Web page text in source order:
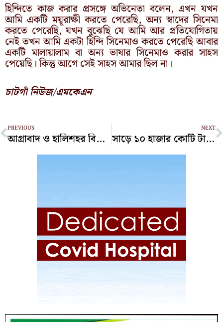
হিন্দিতে কাজ করার প্রসঙ্গে অভিনেতা বলেন, এখন যখন
আমি একটি ময়ূরাক্ষী করতে পেরেছি, অন্য স্বাদের সিনেমা
করতে পেরেছি, যখন বুঝেছি যে আমি আর প্রতিযোগিতায়
নেই তখন আমি একটা হিন্দি সিনেমাও করতে পেরেছি আবার
একটি মালায়ালাম বা অন্য ভাষার সিনেমাও করার সাহস
পেয়েছি। কিন্তু আগে সেই সাহস আমার ছিল না।
চাটগাঁ নিউজ/এমকেএন
Prev
PREVIOUS
আগ্রাবাদ ও হালিশহর বিদ্যুৎ বিতরণ বিভাগে দুদকের হানা
NEXT
সাড়ে ১০ হাজার কোটি টাকা আত্মসাত মামলায় এস আলম ও তার পরিবার!